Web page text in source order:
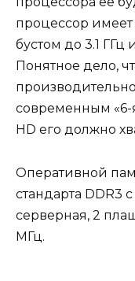
процессор имеет
бустом до 3.1 ГГц
Понятное дело,
современным «6-
HD его должно
Оперативной
стандарта DDR3
серверная, 2
МГц.